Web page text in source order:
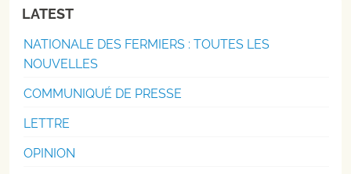
LATEST
NATIONALE DES FERMIERS : TOUTES LES
NOUVELLES
COMMUNIQUÉ DE PRESSE
LETTRE
OPINION